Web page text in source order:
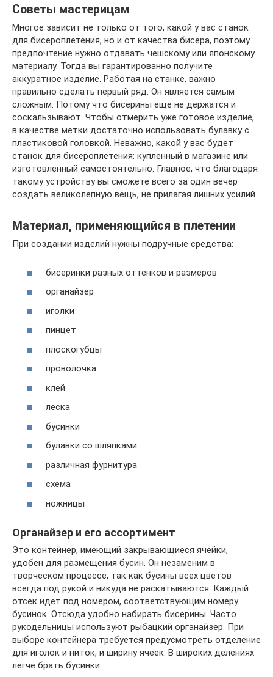
Советы мастерицам
Многое зависит не только от того, какой у вас станок
для бисероплетения, но и от качества бисера, поэтому
предпочтение нужно отдавать чешскому или японскому
материалу. Тогда вы гарантированно получите
аккуратное изделие. Работая на станке, важно
правильно сделать первый ряд. Он является самым
сложным. Потому что бисерины еще не держатся и
соскальзывают. Чтобы отмерить уже готовое изделие,
в качестве метки достаточно использовать булавку с
пластиковой головкой. Неважно, какой у вас будет
станок для бисероплетения: купленный в магазине или
изготовленный самостоятельно. Главное, что благодаря
такому устройству вы сможете всего за один вечер
создать великолепную вещь, не прилагая лишних усилий.
Материал, применяющийся в плетении
При создании изделий нужны подручные средства:
бисеринки разных оттенков и размеров
органайзер
иголки
пинцет
плоскогубцы
проволочка
клей
леска
бусинки
булавки со шляпками
различная фурнитура
схема
ножницы
Органайзер и его ассортимент
Это контейнер, имеющий закрывающиеся ячейки,
удобен для размещения бусин. Он незаменим в
творческом процессе, так как бусины всех цветов
всегда под рукой и никуда не раскатываются. Каждый
отсек идет под номером, соответствующим номеру
бусинок. Отсюда удобно набирать бисерины. Часто
рукодельницы используют рыбацкий органайзер. При
выборе контейнера требуется предусмотреть отделение
для иголок и ниток, и ширину ячеек. В широких делениях
легче брать бусинки.